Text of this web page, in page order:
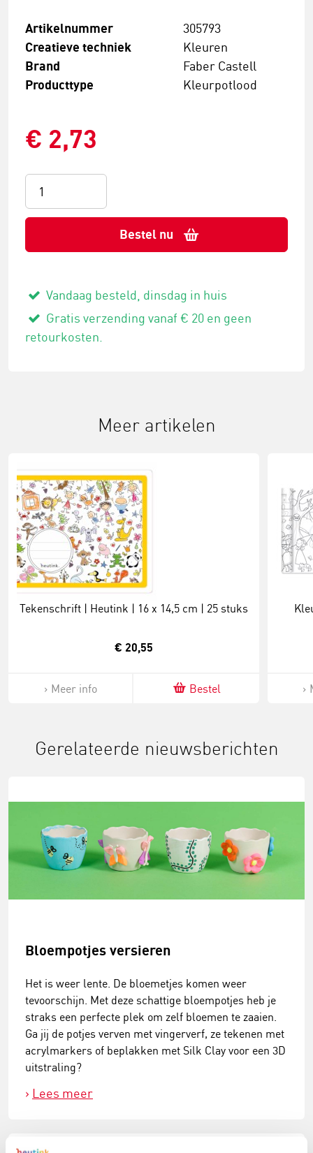
Artikelnummer 305793
Creatieve techniek Kleuren
Brand Faber Castell
Producttype Kleurpotlood
€ 2,73
Bestel nu
Vandaag besteld, dinsdag in huis
Gratis verzending vanaf € 20 en geen
retourkosten.
Meer artikelen
Tekenschrift | Heutink | 16 x 14,5 cm | 25 stuks
€ 20,55
Meer info Bestel
Gerelateerde nieuwsberichten
Bloempotjes versieren
Het is weer lente. De bloemetjes komen weer
tevoorschijn. Met deze schattige bloempotjes heb je
straks een perfecte plek om zelf bloemen te zaaien.
Ga jij de potjes verven met vingerverf, ze tekenen met
acrylmarkers of beplakken met Silk Clay voor een 3D
uitstraling?
Lees meer